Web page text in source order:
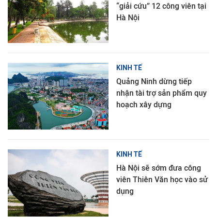
“giải cứu” 12 công viên tại
Hà Nội
KINH TẾ
Quảng Ninh dừng tiếp
nhận tài trợ sản phẩm quy
hoạch xây dựng
KINH TẾ
Hà Nội sẽ sớm đưa công
viên Thiên Văn học vào sử
dụng